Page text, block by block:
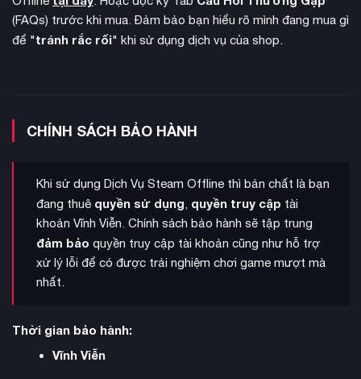
cùng thiết lập màn hình ultra-wide. Người chơi có thể trải
nghiệm với ba màn hình qua NVIDIA Surround hoặc AMD
Eyefinity, tạo góc nhìn rộng và ấn tượng khi khám phá New
(FAQs) trước khi mua. Đảm bảo bạn hiểu rõ mình đang mua gì
để "tránh rắc rối" khi sử dụng dịch vụ của shop.
CHÍNH SÁCH BẢO HÀNH
Khi sử dụng Dịch Vụ Steam Offline thì bản chất là bạn
đang thuê quyền sử dụng, quyền truy cập tài
khoản Vĩnh Viễn. Chính sách bảo hành sẽ tập trung
đảm bảo quyền truy cập tài khoản cũng như hỗ trợ
xử lý lỗi để có được trải nghiệm chơi game mượt mà
nhất.
Thời gian bảo hành:
Vĩnh Viễn